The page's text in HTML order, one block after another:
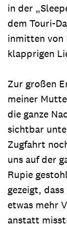
in der
dem Touri-
inmitten von
klapprigen
Zur großen
meiner
die ganze
sichtbar
Zugfahrt
uns auf der
Rupie
gezeigt,
etwas mehr
anstatt